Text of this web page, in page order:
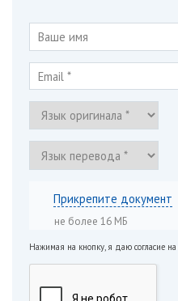
Прикрепите документ
не более 16 МБ
Нажимая на кнопку, я даю согласие на